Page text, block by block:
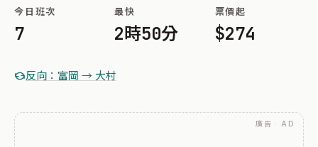
今日班次
7
最快
2時50分
票價起
$274
反向：富岡 → 大村
廣告 · AD